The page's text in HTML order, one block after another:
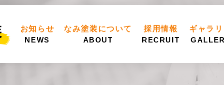
お知らせ
NEWS
なみ塗装について
ABOUT
採用情報
RECRUIT
ギャラ